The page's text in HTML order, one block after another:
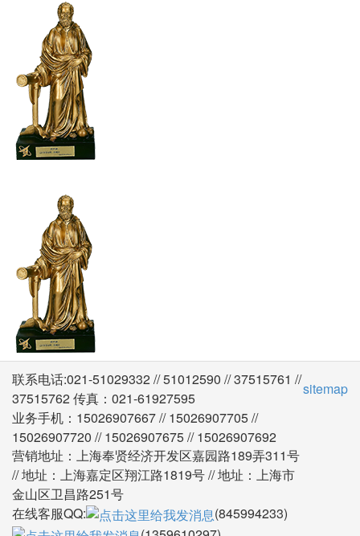
联系电话:021-51029332 // 51012590 // 37515761 //
37515762 传真：021-61927595
sitemap
业务手机：15026907667 // 15026907705 //
15026907720 // 15026907675 // 15026907692
营销地址：上海奉贤经济开发区嘉园路189弄311号
// 地址：上海嘉定区翔江路1819号 // 地址：上海市
金山区卫昌路251号
在线客服QQ:
(845994233)